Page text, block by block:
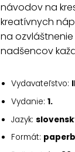
návodov na
kreatívnych
na
nadšencov
Vydavateľstvo:
Vydanie: 1.
Jazyk:
Formát: